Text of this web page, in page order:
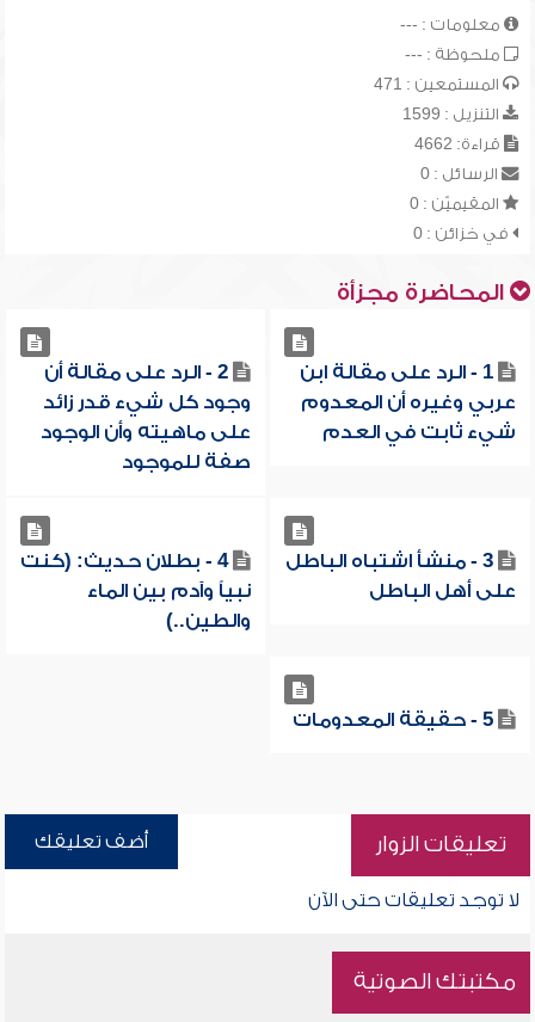
معلومات : ---
ملحوظة : ---
المستمعين : 471
التنزيل : 1599
قراءة: 4662
الرسائل : 0
المقيميّن : 0
في خزائن : 0
المحاضرة مجزأة
1 - الرد على مقالة ابن
عربي وغيره أن المعدوم
شيء ثابت في العدم
2 - الرد على مقالة أن
وجود كل شيء قدر زائد
على ماهيته وأن الوجود
صفة للموجود
3 - منشأ اشتباه الباطل
على أهل الباطل
4 - بطلان حديث: (كنت
نبياً وآدم بين الماء
والطين..)
5 - حقيقة المعدومات
تعليقات الزوار أضف تعليقك
لا توجد تعليقات حتى الآن
مكتبتك الصوتية